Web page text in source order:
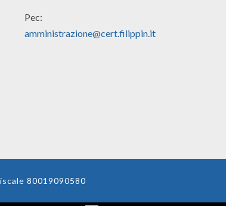
Pec:
amministrazione@cert.filippin.it
80019090580